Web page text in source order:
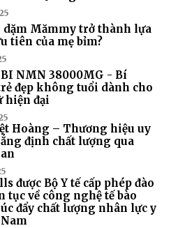
dặm Mămmy trở thành lựa
tiên của mẹ bỉm?
NMN 38000MG - Bí
đẹp không tuổi dành cho
hiện đại
Hoàng – Thương hiệu uy
định chất lượng qua
được Bộ Y tế cấp phép đào
tục về công nghệ tế bào
đẩy chất lượng nhân lực y